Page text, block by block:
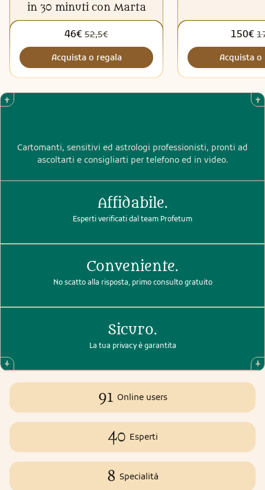
in 30 minuti con Marta
46€ 52,5€
Acquista o regala
150€
Acquista o
Cartomanti, sensitivi ed astrologi professionisti, pronti ad
ascoltarti e consigliarti per telefono ed in video.
Affidabile.
Esperti verificati dal team Profetum
Conveniente.
No scatto alla risposta, primo consulto gratuito
Sicuro.
La tua privacy è garantita
91 Online users
40 Esperti
8 Specialità